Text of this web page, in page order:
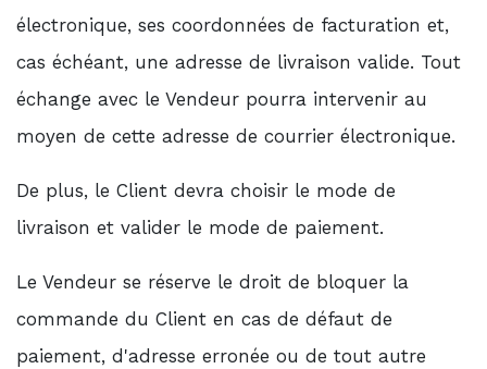
électronique, ses coordonnées de facturation et,
cas échéant, une adresse de livraison valide. Tout
échange avec le Vendeur pourra intervenir au
moyen de cette adresse de courrier électronique.
De plus, le Client devra choisir le mode de
livraison et valider le mode de paiement.
Le Vendeur se réserve le droit de bloquer la
commande du Client en cas de défaut de
paiement, d'adresse erronée ou de tout autre